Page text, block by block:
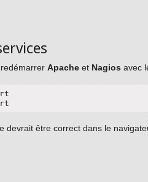
Apache et Nagios avec
devrait être correct dans le